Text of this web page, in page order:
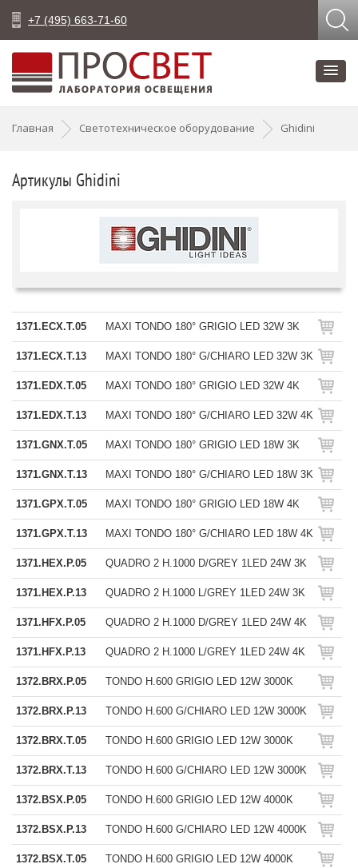
+7 (495) 663-71-60
Главная Светотехническое оборудование Ghidini
Артикулы Ghidini
1371.ECX.T.05 MAXI TONDO 180° GRIGIO LED 32W 3K
1371.ECX.T.13 MAXI TONDO 180° G/CHIARO LED 32W 3K
1371.EDX.T.05 MAXI TONDO 180° GRIGIO LED 32W 4K
1371.EDX.T.13 MAXI TONDO 180° G/CHIARO LED 32W 4K
1371.GNX.T.05 MAXI TONDO 180° GRIGIO LED 18W 3K
1371.GNX.T.13 MAXI TONDO 180° G/CHIARO LED 18W 3K
1371.GPX.T.05 MAXI TONDO 180° GRIGIO LED 18W 4K
1371.GPX.T.13 MAXI TONDO 180° G/CHIARO LED 18W 4K
1371.HEX.P.05 QUADRO 2 H.1000 D/GREY 1LED 24W 3K
1371.HEX.P.13 QUADRO 2 H.1000 L/GREY 1LED 24W 3K
1371.HFX.P.05 QUADRO 2 H.1000 D/GREY 1LED 24W 4K
1371.HFX.P.13 QUADRO 2 H.1000 L/GREY 1LED 24W 4K
1372.BRX.P.05 TONDO H.600 GRIGIO LED 12W 3000K
1372.BRX.P.13 TONDO H.600 G/CHIARO LED 12W 3000K
1372.BRX.T.05 TONDO H.600 GRIGIO LED 12W 3000K
1372.BRX.T.13 TONDO H.600 G/CHIARO LED 12W 3000K
1372.BSX.P.05 TONDO H.600 GRIGIO LED 12W 4000K
1372.BSX.P.13 TONDO H.600 G/CHIARO LED 12W 4000K
1372.BSX.T.05 TONDO H.600 GRIGIO LED 12W 4000K